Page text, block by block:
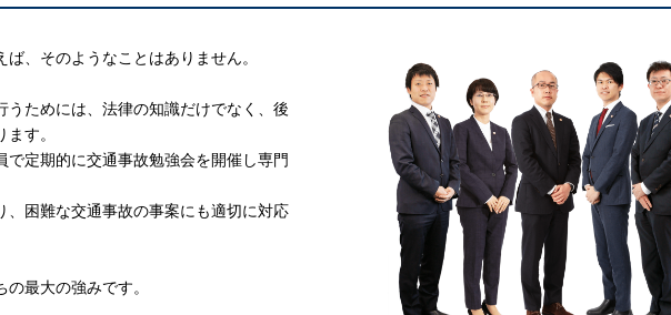
、そのようなことはありません。
ためには、法律の知識だけでなく、後
す。
定期的に交通事故勉強会を開催し専門
困難な交通事故の事案にも適切に対応
最大の強みです。